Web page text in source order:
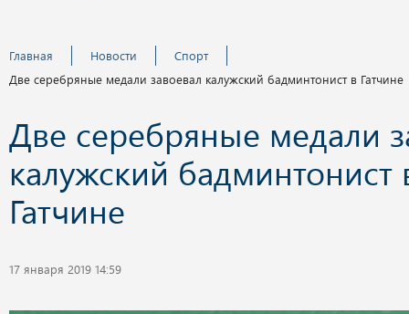
Главная Новости
Спорт
Две серебряные медали завоевал калужский бадминтонист в Гатчине
Две серебряные медали
калужский бадминтонист
Гатчине
17 января 2019 14:59